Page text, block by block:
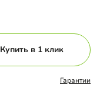
Купить в 1 клик
Гарантии